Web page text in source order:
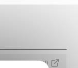
Bass.com (EN)